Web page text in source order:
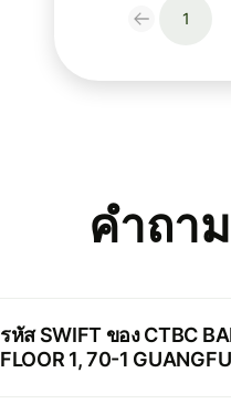
1
คำถา
รหัส SWIFT ของ CTBC
FLOOR 1, 70-1